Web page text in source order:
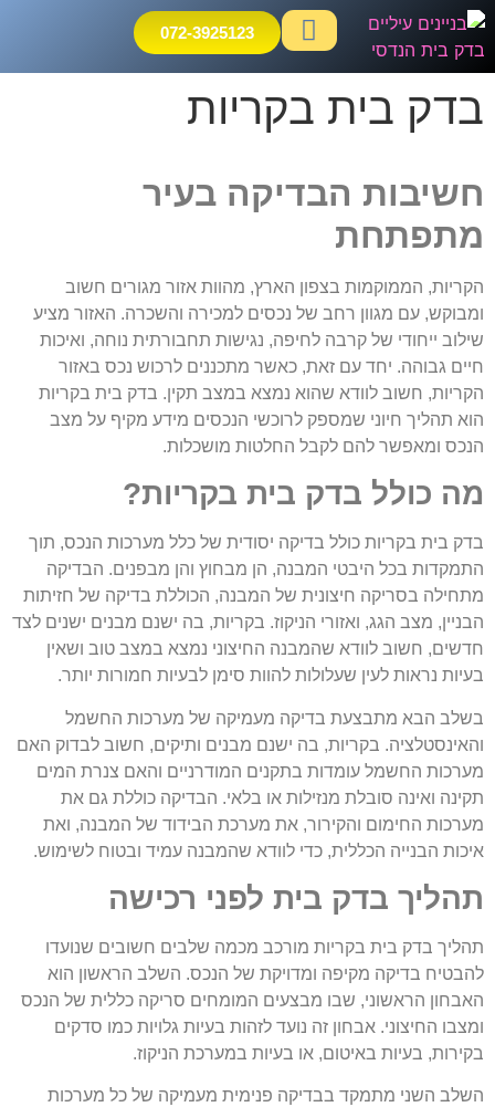
072-3925123
בדק בית בקריות
חשיבות הבדיקה בעיר
מתפתחת
הקריות, הממוקמות בצפון הארץ, מהוות אזור מגורים חשוב
ומבוקש, עם מגוון רחב של נכסים למכירה והשכרה. האזור מציע
שילוב ייחודי של קרבה לחיפה, נגישות תחבורתית נוחה, ואיכות
חיים גבוהה. יחד עם זאת, כאשר מתכננים לרכוש נכס באזור
הקריות, חשוב לוודא שהוא נמצא במצב תקין. בדק בית בקריות
הוא תהליך חיוני שמספק לרוכשי הנכסים מידע מקיף על מצב
הנכס ומאפשר להם לקבל החלטות מושכלות.
מה כולל בדק בית בקריות?
בדק בית בקריות כולל בדיקה יסודית של כלל מערכות הנכס, תוך
התמקדות בכל היבטי המבנה, הן מבחוץ והן מבפנים. הבדיקה
מתחילה בסריקה חיצונית של המבנה, הכוללת בדיקה של חזיתות
הבניין, מצב הגג, ואזורי הניקוז. בקריות, בה ישנם מבנים ישנים לצד
חדשים, חשוב לוודא שהמבנה החיצוני נמצא במצב טוב ושאין
בעיות נראות לעין שעלולות להוות סימן לבעיות חמורות יותר.
בשלב הבא מתבצעת בדיקה מעמיקה של מערכות החשמל
והאינסטלציה. בקריות, בה ישנם מבנים ותיקים, חשוב לבדוק האם
מערכות החשמל עומדות בתקנים המודרניים והאם צנרת המים
תקינה ואינה סובלת מנזילות או בלאי. הבדיקה כוללת גם את
מערכות החימום והקירור, את מערכת הבידוד של המבנה, ואת
איכות הבנייה הכללית, כדי לוודא שהמבנה עמיד ובטוח לשימוש.
תהליך בדק בית לפני רכישה
תהליך בדק בית בקריות מורכב מכמה שלבים חשובים שנועדו
להבטיח בדיקה מקיפה ומדויקת של הנכס. השלב הראשון הוא
האבחון הראשוני, שבו מבצעים המומחים סריקה כללית של הנכס
ומצבו החיצוני. אבחון זה נועד לזהות בעיות גלויות כמו סדקים
בקירות, בעיות באיטום, או בעיות במערכת הניקוז.
השלב השני מתמקד בבדיקה פנימית מעמיקה של כל מערכות